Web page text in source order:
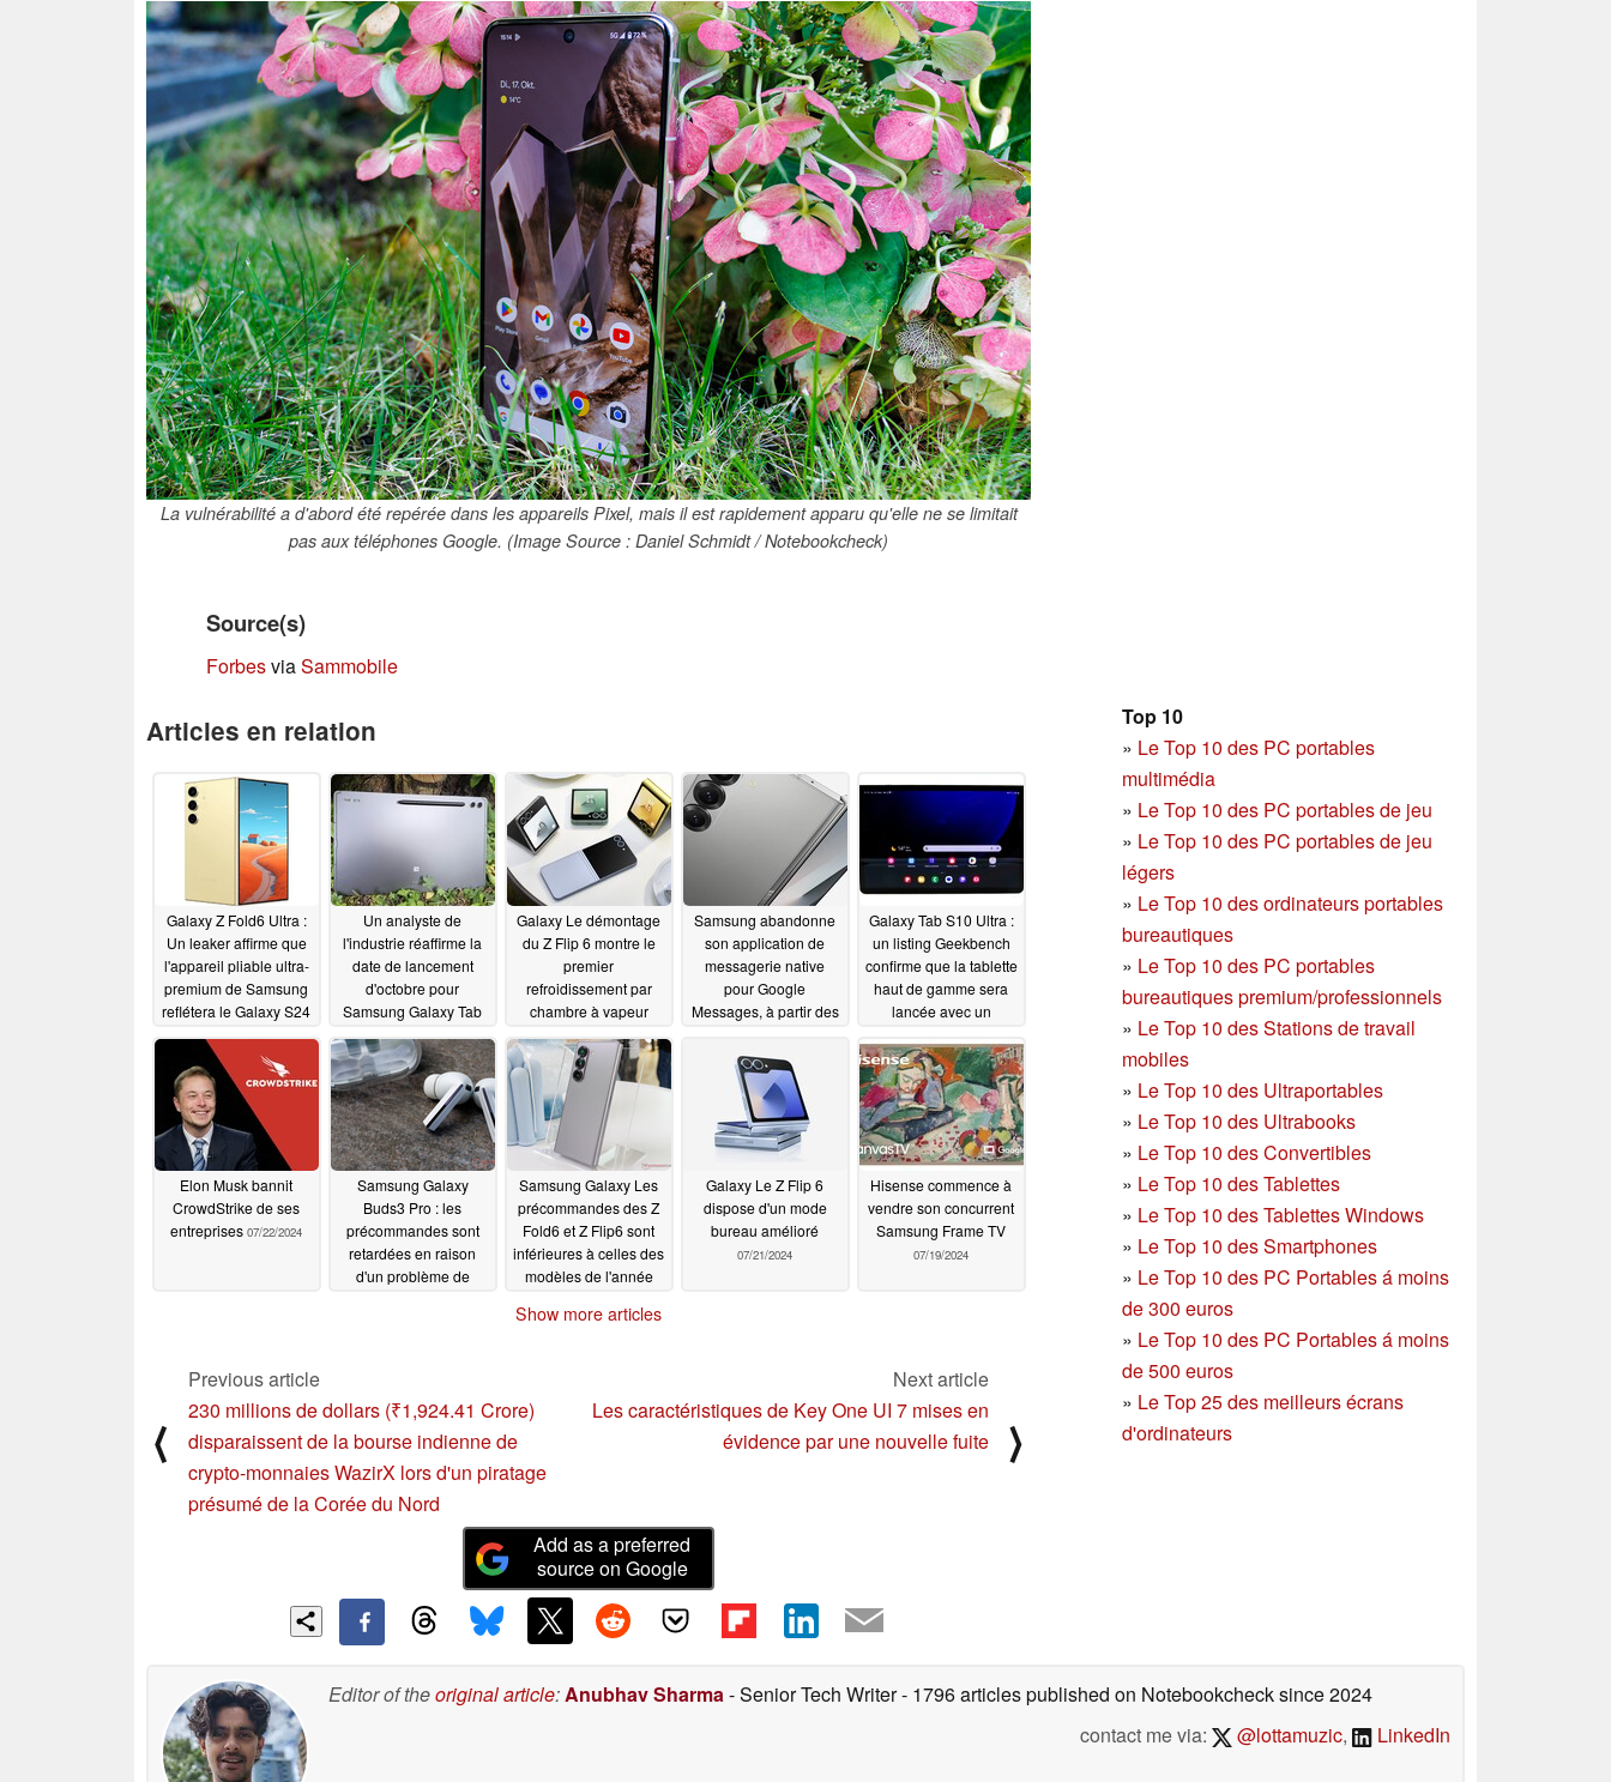
La vulnérabilité a d'abord été repérée dans les appareils Pixel, mais il est rapidement apparu qu'elle ne se limitait
pas aux téléphones Google. (Image Source : Daniel Schmidt / Notebookcheck)
Source(s)
ForbesviaSammobile
Top 10
» Le Top 10 des PC portables
multimédia
» Le Top 10 des PC portables de jeu
» Le Top 10 des PC portables de jeu
légers
» Le Top 10 des ordinateurs portables
bureautiques
» Le Top 10 des PC portables
bureautiques premium/professionnels
» Le Top 10 des Stations de travail
mobiles
» Le Top 10 des Ultraportables
» Le Top 10 des Ultrabooks
» Le Top 10 des Convertibles
» Le Top 10 des Tablettes
» Le Top 10 des Tablettes Windows
» Le Top 10 des Smartphones
» Le Top 10 des PC Portables á moins
de 300 euros
» Le Top 10 des PC Portables á moins
de 500 euros
» Le Top 25 des meilleurs écrans
d'ordinateurs
Articles en relation
Galaxy Z Fold6 Ultra :
Un leaker affirme que
l'appareil pliable ultra-
premium de Samsung
reflétera le Galaxy S24
large couverture
07/23/2024
Un analyste de
l'industrie réaffirme la
date de lancement
d'octobre pour
Samsung Galaxy Tab
S10 Ultra07/23/2024
Galaxy Le démontage
du Z Flip 6 montre le
premier
refroidissement par
chambre à vapeur
clapet de Samsung
07/23/2024
Samsung abandonne
son application de
messagerie native
pour Google
Messages, à partir des
07/22/2024
Galaxy Tab S10 Ultra :
un listing Geekbench
confirme que la tablette
haut de gamme sera
lancée avec un
MediaTek07/22/2024
Elon Musk bannit
CrowdStrike de ses
entreprises 07/22/2024
Samsung Galaxy
Buds3 Pro : les
précommandes sont
retardées en raison
d'un problème de
Samsung Galaxy Les
précommandes des Z
Fold6 et Z Flip6 sont
inférieures à celles des
modèles de l'année
chiffres
Galaxy Le Z Flip 6
dispose d'un mode
bureau amélioré
07/21/2024
Hisense commence à
vendre son concurrent
Samsung Frame TV
07/19/2024
Show more articles
⟨
Previous article
230 millions de dollars (₹1,924.41 Crore)
disparaissent de la bourse indienne de
crypto-monnaies WazirX lors d'un piratage
présumé de la Corée du Nord
Next article
Les caractéristiques de Key One UI 7 mises en
évidence par une nouvelle fuite
⟩
Add as a preferred
source on Google
Editor of theoriginal article:Anubhav Sharma- Senior Tech Writer- 1796 articles published on Notebookchecksince 2024
contact me via:
@lottamuzic, LinkedIn